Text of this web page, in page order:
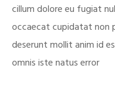
cillum dolore eu fugiat
occaecat cupidatat non
deserunt mollit anim id
omnis iste natus error